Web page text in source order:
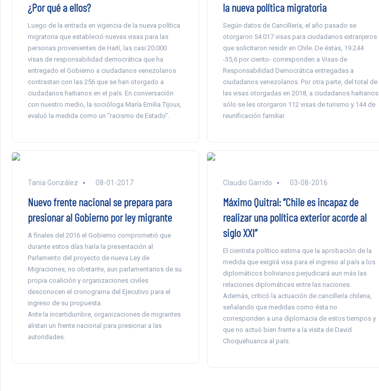
¿Por qué a ellos?
Luego de la entrada en vigencia de la nueva política
migratoria que estableció nuevas visas para las
personas provenientes de Haití, las casi 20.000
visas de responsabilidad democrática que ha
entregado el Gobierno a ciudadanos venezolanos
contrastan con las 256 que se han otorgado a
ciudadanos haitianos en el país. En conversación
con nuestro medio, la socióloga María Emilia Tijoux,
evaluó la medida como un “racismo de Estado”.
la nueva política migratoria
Según datos de Cancillería, el año pasado se
otorgaron 54.017 visas para ciudadanos extranjeros
que solicitaron residir en Chile. De éstas, 19.244
-35,6 por ciento- corresponden a Visas de
Responsabilidad Democrática entregadas a
ciudadanos venezolanos. Por otra parte, del total de
las visas otorgadas en 2018, a ciudadanos haitianos
sólo se les otorgaron 112 visas de turismo y 144 de
reunificación familiar.
Tania González 08-01-2017
Nuevo frente nacional se prepara para
presionar al Gobierno por ley migrante
A finales del 2016 el Gobierno comprometió que
durante estos días haría la presentación al
Parlamento del proyecto de nueva Ley de
Migraciones, no obstante, aun parlamentarios de su
propia coalición y organizaciones civiles
desconocen el cronograma del Ejecutivo para el
ingreso de su propuesta.
Ante la incertidumbre, organizaciones de migrantes
alistan un frente nacional para presionar a las
autoridades.
Claudio Garrido 03-08-2016
Máximo Quitral: “Chile es incapaz de
realizar una política exterior acorde al
siglo XXI”
El cientista político estima que la aprobación de la
medida que exigirá visa para el ingreso al país a los
diplomáticos bolivianos perjudicará aun más las
relaciones diplomáticas entre las naciones.
Además, criticó la actuación de cancillería chilena,
señalando que medidas como ésta no
corresponden a una diplomacia de estos tiempos y
que no actuó bien frente a la visita de David
Choquehuanca al país.